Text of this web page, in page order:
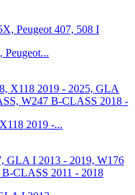
Peugeot...
2019 -...